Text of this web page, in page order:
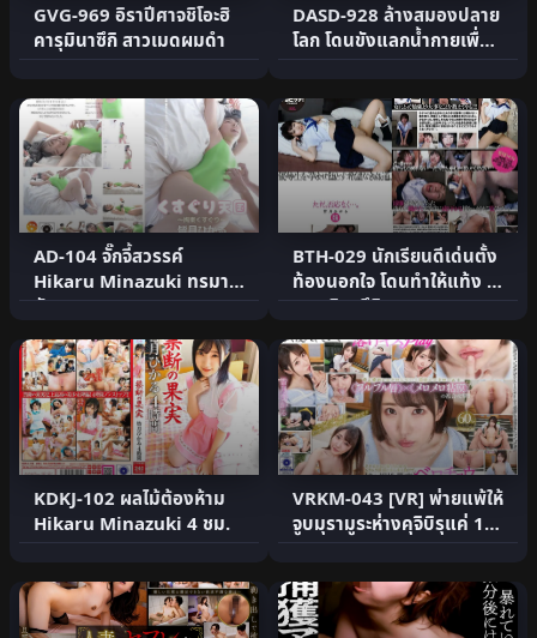
GVG-969 อิราปีศาจชิโอะฮิ
คารุมินาซึกิ สาวเมดผมดำ
DASD-928 ล้างสมองปลาย
โลก โดนขังแลกน้ำกายเพื่อ
รอด
AD-104 จั๊กจี้สวรรค์
Hikaru Minazuki ทรมาน
ยับ
BTH-029 นักเรียนดีเด่นตั้ง
ท้องนอกใจ โดนทำให้แท้ง ฮิ
คารุ มินาซึกิ
KDKJ-102 ผลไม้ต้องห้าม
Hikaru Minazuki 4 ชม.
VRKM-043 [VR] พ่ายแพ้ให้
จูบมุรามูระห่างคุจิบิรุแค่ 1
ซม.